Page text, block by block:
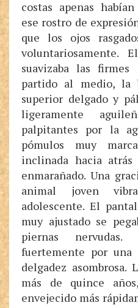
costas apenas
ese rostro de
que los ojos
voluntariosamente.
suavizaba las
partido al medio, la
superior delgado y
ligeramente
palpitantes por la
pómulos muy
inclinada hacia
enmarañado. Una
animal joven
adolescente. El
muy ajustado se
piernas
fuertemente por
delgadez asombrosa.
más de quince
envejecido más